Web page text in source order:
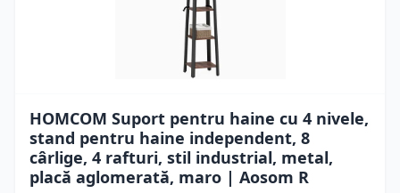
HOMCOM Suport pentru haine cu 4 nivele,
stand pentru haine independent, 8
cârlige, 4 rafturi, stil industrial, metal,
placă aglomerată, maro | Aosom R